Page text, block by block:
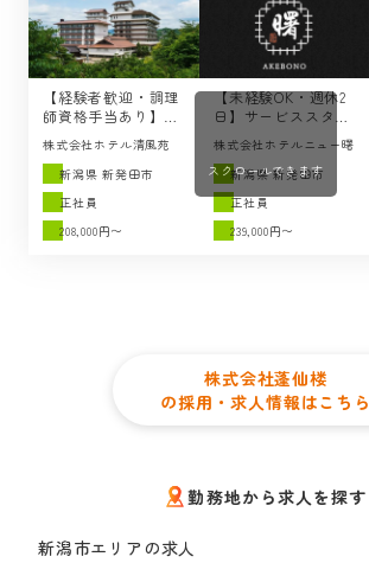
【経験者歓迎・調理
師資格手当あり】調
理スタッフの求人 /
ホテル清風苑（新発
田市）
株式会社ホテル清風苑
新潟県 新発田市
正社員
208,000円〜
【未経験OK・週休2
日】サービススタッ
フの求人 / 湯あそび
宿 曙（新発田市）
株式会社ホテルニュー曙
新潟県 新発田市
正社員
239,000円〜
スクロールできます
株式会社蓬仙楼
の採用・求人情報はこちら
勤務地から求人を探す
新潟市エリアの求人